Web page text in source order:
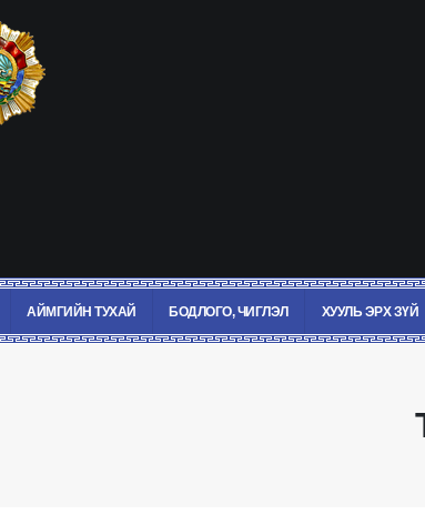
АЙМГИЙН ТУХАЙ БОДЛОГО, ЧИГЛЭЛ ХУУЛЬ ЭРХ ЗҮЙ